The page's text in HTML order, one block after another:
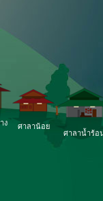
ง
ศาลาน้อย
ศาลาน้ำร้อ